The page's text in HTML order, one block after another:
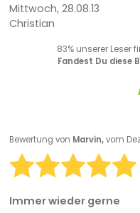
Mittwoch, 28.08.13
Christian
83% unserer Leser
Fandest Du diese
Bewertung von Marvin,vom
Immer wieder gerne